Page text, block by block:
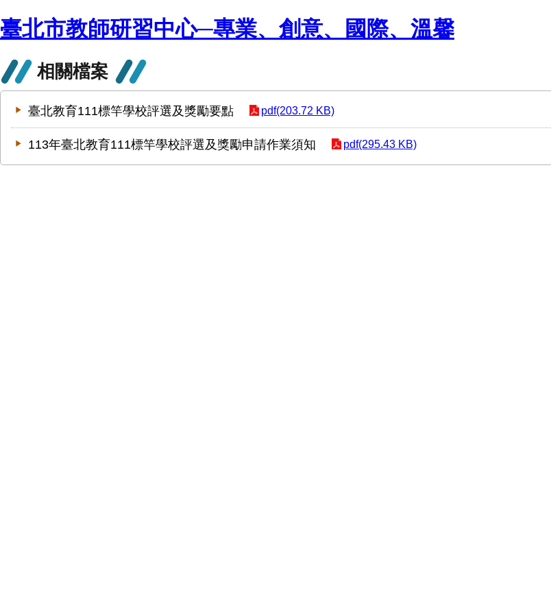
臺北市教師研習中心─專業、創意、國際、溫馨
相關檔案
臺北教育111標竿學校評選及獎勵要點 pdf(203.72 KB)
113年臺北教育111標竿學校評選及獎勵申請作業須知 pdf(295.43 KB)